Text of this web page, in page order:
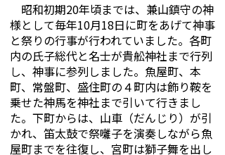
昭和初期20年頃までは、兼山鎮守の神
様として毎年10月18日に町をあげて神事
と祭りの行事が行われていました。各町
内の氏子総代と名士が貴舩神社まで行列
し、神事に参列しました。魚屋町、本
町、常盤町、盛住町の４町内は飾り鞍を
乗せた神馬を神社まで引いて行きまし
た。下町からは、山車（だんじり）が引
かれ、笛太鼓で祭囃子を演奏しながら魚
屋町までを往復し、宮町は獅子舞を出し